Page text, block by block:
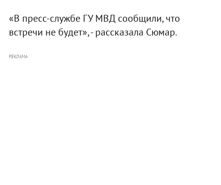
«В пресс-службе ГУ МВД сообщили, что
встречи не будет», - рассказала Сюмар.
РЕКЛАМА